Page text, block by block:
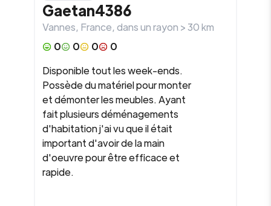
Gaetan4386
Vannes, France, dans un rayon >30km
0
0 0
0
Disponible tout les week-ends.
Possède du matériel pour monter
et démonter les meubles. Ayant
fait plusieurs déménagements
d'habitation j'ai vu que il était
important d'avoir de la main
d'oeuvre pour être efficace et
rapide.